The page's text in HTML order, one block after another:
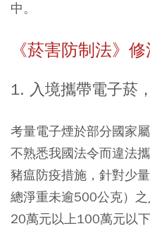
中。
《菸害防制法》
1. 入境攜帶電子菸
考量電子煙於部分國家
不熟悉我國法令而違法
豬瘟防疫措施，針對少
總淨重未逾500公克）
20萬元以上100萬元以